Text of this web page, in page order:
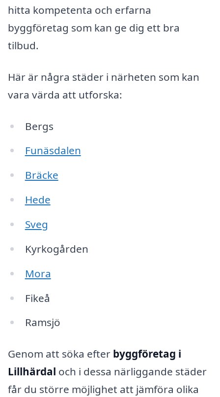
hitta kompetenta och erfarna
byggföretag som kan ge dig ett bra
tilbud.
Här är några städer i närheten som kan
vara värda att utforska:
Bergs
Funäsdalen
Bräcke
Hede
Sveg
Kyrkogården
Mora
Fikeå
Ramsjö
Genom att söka efter byggföretag i
Lillhärdal och i dessa närliggande städer
får du större möjlighet att jämföra olika